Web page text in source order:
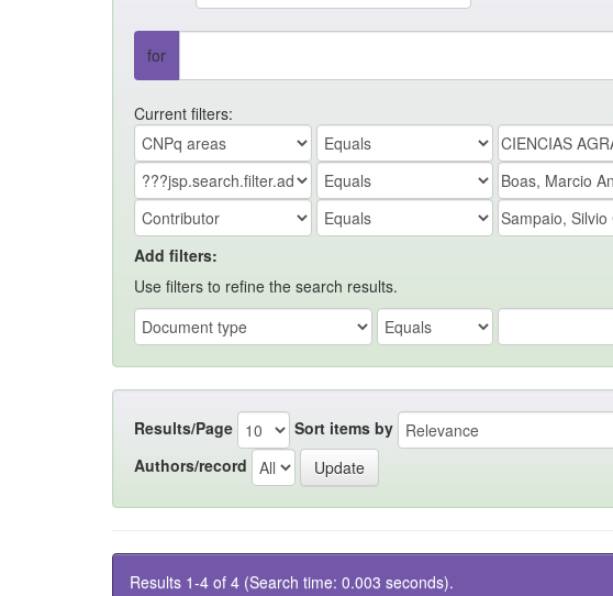
for
Current filters:
Add filters:
Use filters to refine the search results.
Results/Page Sort items by
Authors/record
Results 1-4 of 4 (Search time: 0.003 seconds).